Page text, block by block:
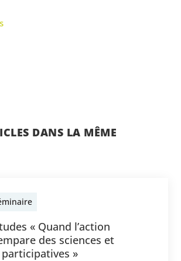
DANS LA MÊME
« Quand l’action
des sciences et
»